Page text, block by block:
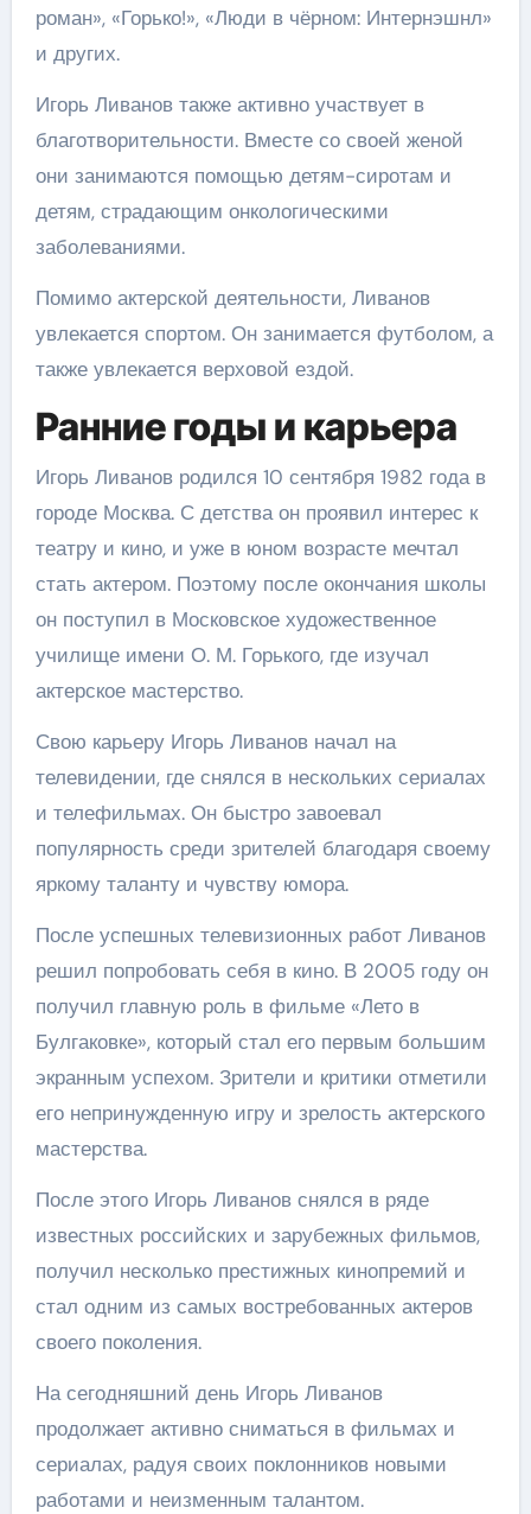
роман», «Горько!», «Люди в чёрном: Интернэшнл»
и других.
Игорь Ливанов также активно участвует в
благотворительности. Вместе со своей женой
они занимаются помощью детям-сиротам и
детям, страдающим онкологическими
заболеваниями.
Помимо актерской деятельности, Ливанов
увлекается спортом. Он занимается футболом, а
также увлекается верховой ездой.
Ранние годы и карьера
Игорь Ливанов родился 10 сентября 1982 года в
городе Москва. С детства он проявил интерес к
театру и кино, и уже в юном возрасте мечтал
стать актером. Поэтому после окончания школы
он поступил в Московское художественное
училище имени О. М. Горького, где изучал
актерское мастерство.
Свою карьеру Игорь Ливанов начал на
телевидении, где снялся в нескольких сериалах
и телефильмах. Он быстро завоевал
популярность среди зрителей благодаря своему
яркому таланту и чувству юмора.
После успешных телевизионных работ Ливанов
решил попробовать себя в кино. В 2005 году он
получил главную роль в фильме «Лето в
Булгаковке», который стал его первым большим
экранным успехом. Зрители и критики отметили
его непринужденную игру и зрелость актерского
мастерства.
После этого Игорь Ливанов снялся в ряде
известных российских и зарубежных фильмов,
получил несколько престижных кинопремий и
стал одним из самых востребованных актеров
своего поколения.
На сегодняшний день Игорь Ливанов
продолжает активно сниматься в фильмах и
сериалах, радуя своих поклонников новыми
работами и неизменным талантом.